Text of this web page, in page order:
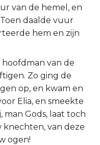
van de hemel, en
daalde vuur
hem en zijn
van de
Zo ging de
op, en kwam en
Elia, en smeekte
man Gods, laat toch
knechten, van deze
ogen!